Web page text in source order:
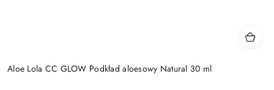
Aloe Lola CC GLOW Podkład aloesowy Natural 30 ml